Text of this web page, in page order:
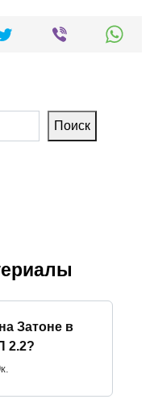
Поиск
Затоне в
2.2?